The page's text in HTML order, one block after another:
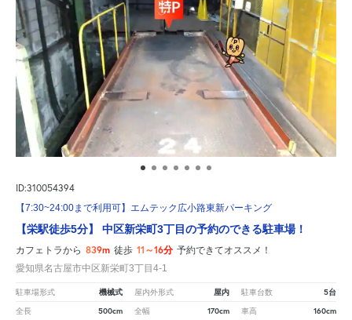
ID:310054394
【7:30~24:00まで利用可】エムテック広小路東新パーキング
【栄駅徒歩5分】 中区新栄町3丁目の予約のできる駐車場！
カフェトラから 839m 徒歩 11～16分 予約できてオススメ！
愛知県名古屋市中区新栄町3丁目4-1
駐車場形式 機械式 屋内外形式 屋内 駐車台数 5台
全長 500cm 全幅 170cm 車高 160cm